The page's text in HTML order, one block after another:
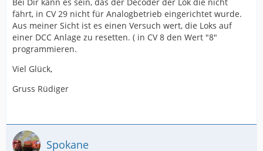
fährt, in CV 29 nicht für Analogbetrieb eingerichtet wurde.
Aus meiner Sicht ist es einen Versuch wert, die Loks auf
einer DCC Anlage zu resetten. ( in CV 8 den Wert "8"
programmieren.
Viel Glück,
Gruss Rüdiger
Spokane